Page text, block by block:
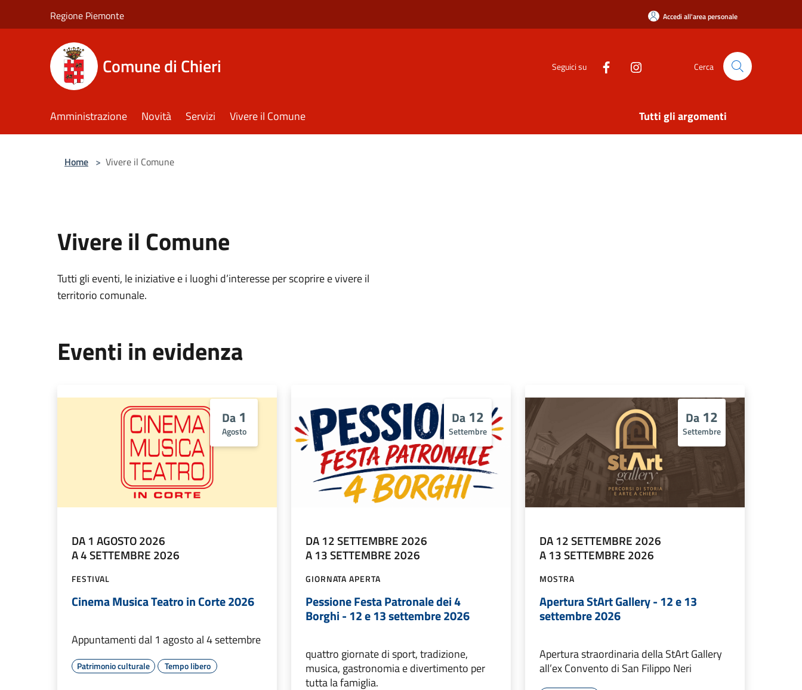
Regione Piemonte Accedi all'area personale
Comune di Chieri Seguici su Cerca
Amministrazione Novità Servizi Vivere il Comune Tutti gli argomenti
Home > Vivere il Comune
Vivere il Comune
Tutti gli eventi, le iniziative e i luoghi d’interesse per scoprire e vivere il
territorio comunale.
Eventi in evidenza
Da1
Agosto
DA 1 AGOSTO 2026
A 4 SETTEMBRE 2026
FESTIVAL
Cinema Musica Teatro in Corte 2026
Appuntamenti dal 1 agosto al 4 settembre
Patrimonio culturale Tempo libero
Da 12
Settembre
DA 12 SETTEMBRE 2026
A 13 SETTEMBRE 2026
GIORNATA APERTA
Pessione Festa Patronale dei 4
Borghi - 12 e 13 settembre 2026
quattro giornate di sport, tradizione,
musica, gastronomia e divertimento per
tutta la famiglia.
Da 12
Settembre
DA 12 SETTEMBRE 2026
A 13 SETTEMBRE 2026
MOSTRA
Apertura StArt Gallery - 12 e 13
settembre 2026
Apertura straordinaria della StArt Gallery
all’ex Convento di San Filippo Neri